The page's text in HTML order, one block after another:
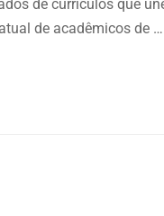
de currículos que
de acadêmicos de …